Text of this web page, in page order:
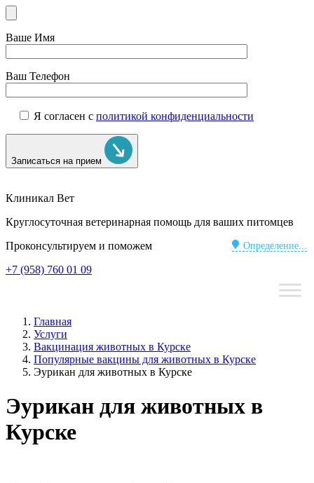
Ваше Имя
Ваш Телефон
Я согласен с политикой конфиденциальности
Записаться на прием
Клиникал Вет
Круглосуточная ветеринарная помощь для ваших питомцев
Определение...
Проконсультируем и поможем
+7 (958) 760 01 09
Главная
Услуги
Вакцинация животных в Курске
Популярные вакцины для животных в Курске
Эурикан для животных в Курске
Эурикан для животных в
Курске